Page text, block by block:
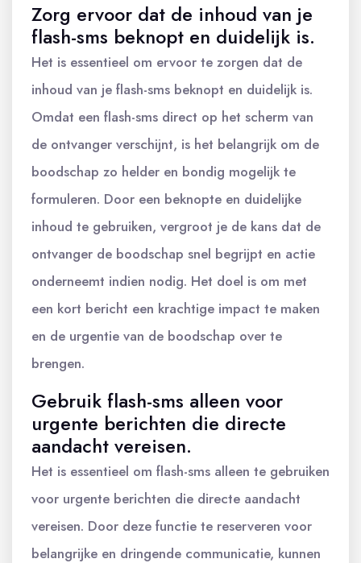
Zorg ervoor dat de inhoud van je
flash-sms beknopt en duidelijk is.
Het is essentieel om ervoor te zorgen dat de
inhoud van je flash-sms beknopt en duidelijk is.
Omdat een flash-sms direct op het scherm van
de ontvanger verschijnt, is het belangrijk om de
boodschap zo helder en bondig mogelijk te
formuleren. Door een beknopte en duidelijke
inhoud te gebruiken, vergroot je de kans dat de
ontvanger de boodschap snel begrijpt en actie
onderneemt indien nodig. Het doel is om met
een kort bericht een krachtige impact te maken
en de urgentie van de boodschap over te
brengen.
Gebruik flash-sms alleen voor
urgente berichten die directe
aandacht vereisen.
Het is essentieel om flash-sms alleen te gebruiken
voor urgente berichten die directe aandacht
vereisen. Door deze functie te reserveren voor
belangrijke en dringende communicatie, kunnen